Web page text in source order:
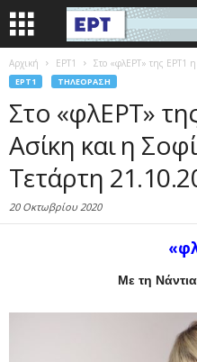
Αρχική EΡΤ1 Στο «φλΕΡΤ» της ΕΡΤ1
EΡΤ1 ΤΗΛΕΌΡΑΣΗ
Στο «φλΕΡΤ»
Ασίκη και η
Τετάρτη
20 Οκτωβρίου 2020
Με τη